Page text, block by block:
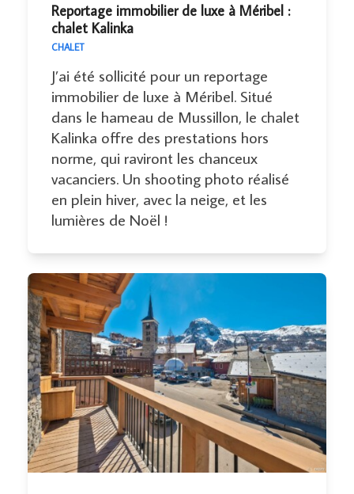
Reportage immobilier de luxe à Méribel :
chalet Kalinka
CHALET
J’ai été sollicité pour un reportage
immobilier de luxe à Méribel. Situé
dans le hameau de Mussillon, le chalet
Kalinka offre des prestations hors
norme, qui raviront les chanceux
vacanciers. Un shooting photo réalisé
en plein hiver, avec la neige, et les
lumières de Noël !